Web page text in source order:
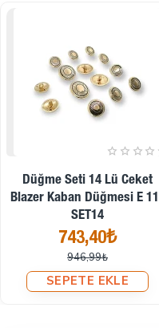
Neredeyse her gün yeni
çalışıyoruz.
Bizi sürekli takip
stoklara yaptığımız
Düğme Seti 6 Lı Ceket
Kaban Düğmesi 20 Mm -
Boy E 117 SET6
505,35₺
439,49₺
SEPETE EKLE